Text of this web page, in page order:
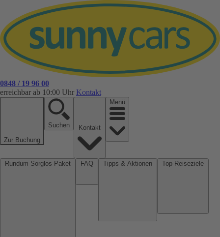
0848 / 19 96 00
erreichbar ab 10:00 Uhr Kontakt
Zur Buchung
Suchen
Menü